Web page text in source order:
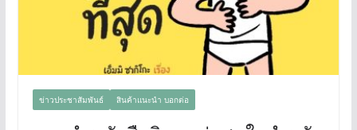
ข่าวประชาสัมพันธ์ สินค้าแนะนำ บอกต่อ